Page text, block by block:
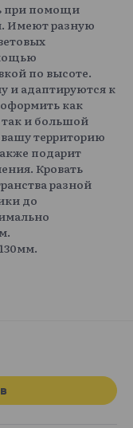
при помощи
Имеют разную
по высоте.
и адаптируются к
как
и большой
территорию
подарит
Кровать
разной
до